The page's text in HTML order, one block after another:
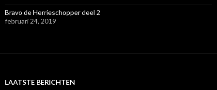
Bravo de Herrieschopper deel 2
februari 24, 2019
LAATSTE BERICHTEN